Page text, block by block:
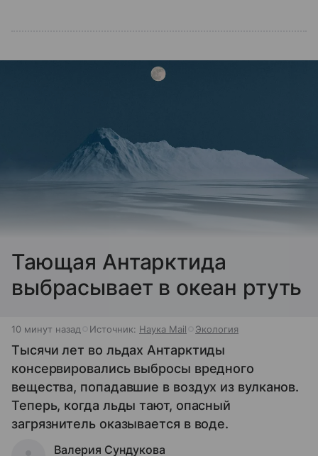
Тающая Антарктида
выбрасывает в океан ртуть
10 минут назад Источник: Наука Mail Экология
Тысячи лет во льдах Антарктиды
консервировались выбросы вредного
вещества, попадавшие в воздух из вулканов.
Теперь, когда льды тают, опасный
загрязнитель оказывается в воде.
Валерия Сундукова